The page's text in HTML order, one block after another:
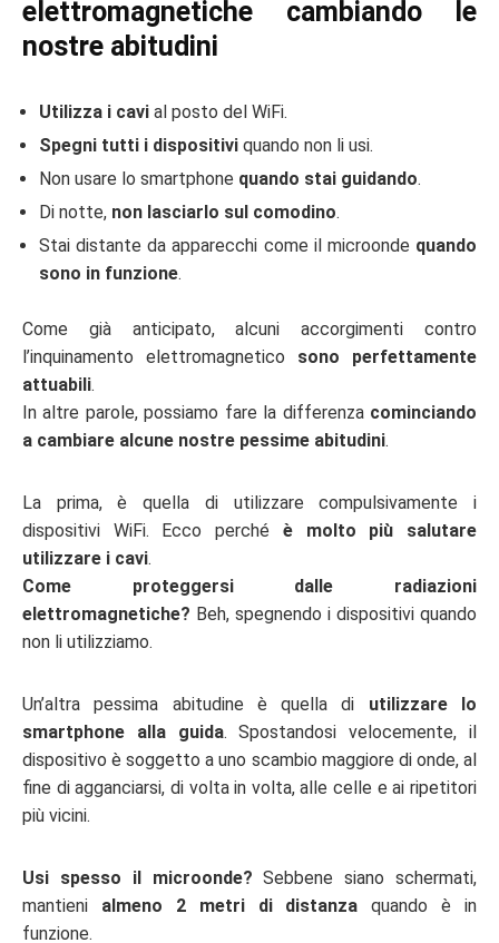
elettromagnetiche cambiando le
nostre abitudini
Utilizza i cavi al posto del WiFi.
Spegni tutti i dispositivi quando non li usi.
Non usare lo smartphone quando stai guidando.
Di notte, non lasciarlo sul comodino.
Stai distante da apparecchi come il microonde quando
sono in funzione.
Come già anticipato, alcuni accorgimenti contro
l’inquinamento elettromagnetico sono perfettamente
attuabili.
In altre parole, possiamo fare la differenza cominciando
a cambiare alcune nostre pessime abitudini.
La prima, è quella di utilizzare compulsivamente i
dispositivi WiFi. Ecco perché è molto più salutare
utilizzare i cavi.
Come proteggersi dalle radiazioni
elettromagnetiche? Beh, spegnendo i dispositivi quando
non li utilizziamo.
Un’altra pessima abitudine è quella di utilizzare lo
smartphone alla guida. Spostandosi velocemente, il
dispositivo è soggetto a uno scambio maggiore di onde, al
fine di agganciarsi, di volta in volta, alle celle e ai ripetitori
più vicini.
Usi spesso il microonde? Sebbene siano schermati,
mantieni almeno 2 metri di distanza quando è in
funzione.